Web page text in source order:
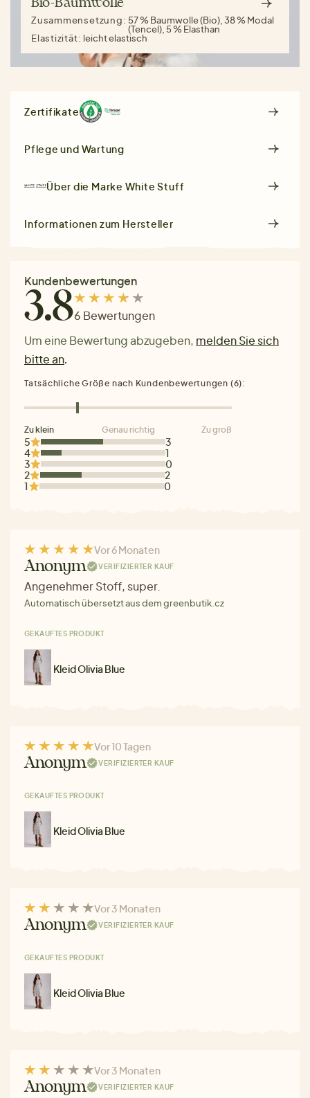
Bio-Baumwolle
Zusammensetzung: 57 % Baumwolle (Bio), 38 % Modal
(Tencel), 5 % Elasthan
Elastizität: leicht elastisch
Zertifikate
Pflege und Wartung
Über die Marke White Stuff
Informationen zum Hersteller
Kundenbewertungen
3.86 Bewertungen
Um eine Bewertung abzugeben, melden Sie sich
bitte an.
5
3
4
1
3
0
2
2
1
0
Tatsächliche Größe nach Kundenbewertungen (6):
Zu klein Genau richtig Zu groß
Vor 6 Monaten
Anonym VERIFIZIERTER KAUF
Angenehmer Stoff, super.
Automatisch übersetzt aus dem greenbutik.cz
GEKAUFTES PRODUKT
Kleid Olivia Blue
Vor 10 Tagen
Anonym VERIFIZIERTER KAUF
GEKAUFTES PRODUKT
Kleid Olivia Blue
Vor 3 Monaten
Anonym VERIFIZIERTER KAUF
GEKAUFTES PRODUKT
Kleid Olivia Blue
Vor 3 Monaten
Anonym VERIFIZIERTER KAUF